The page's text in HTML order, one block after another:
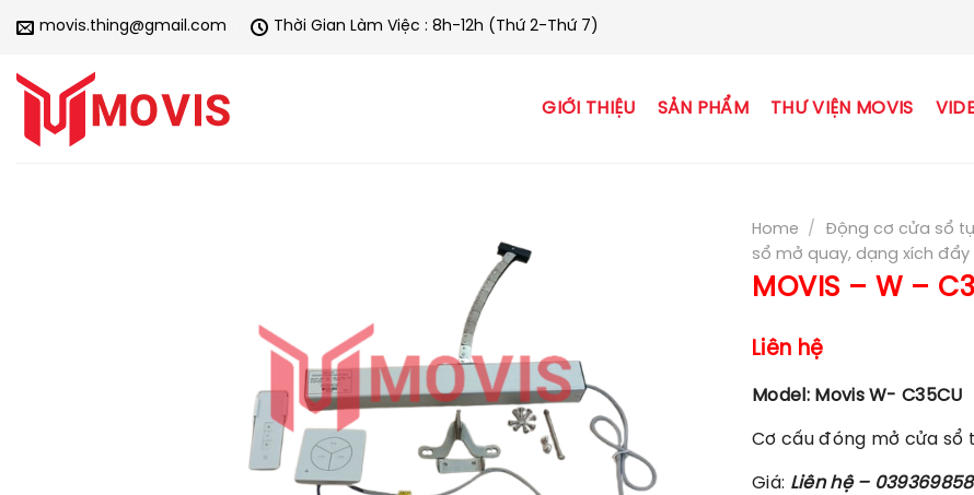
nội
dung
movis.thing@gmail.com Thời Gian Làm Việc : 8h-12h (Thứ 2-Thứ 7)
GIỚI THIỆU SẢN PHẨM THƯ VIỆN MOVIS
Home / Động cơ cửa sổ
sổ mở quay, dạng xích đẩy
MOVIS – W –
Liên hệ
Model: Movis W- C35CU
Cơ cấu đóng mở cửa sổ
Giá: Liên hệ –